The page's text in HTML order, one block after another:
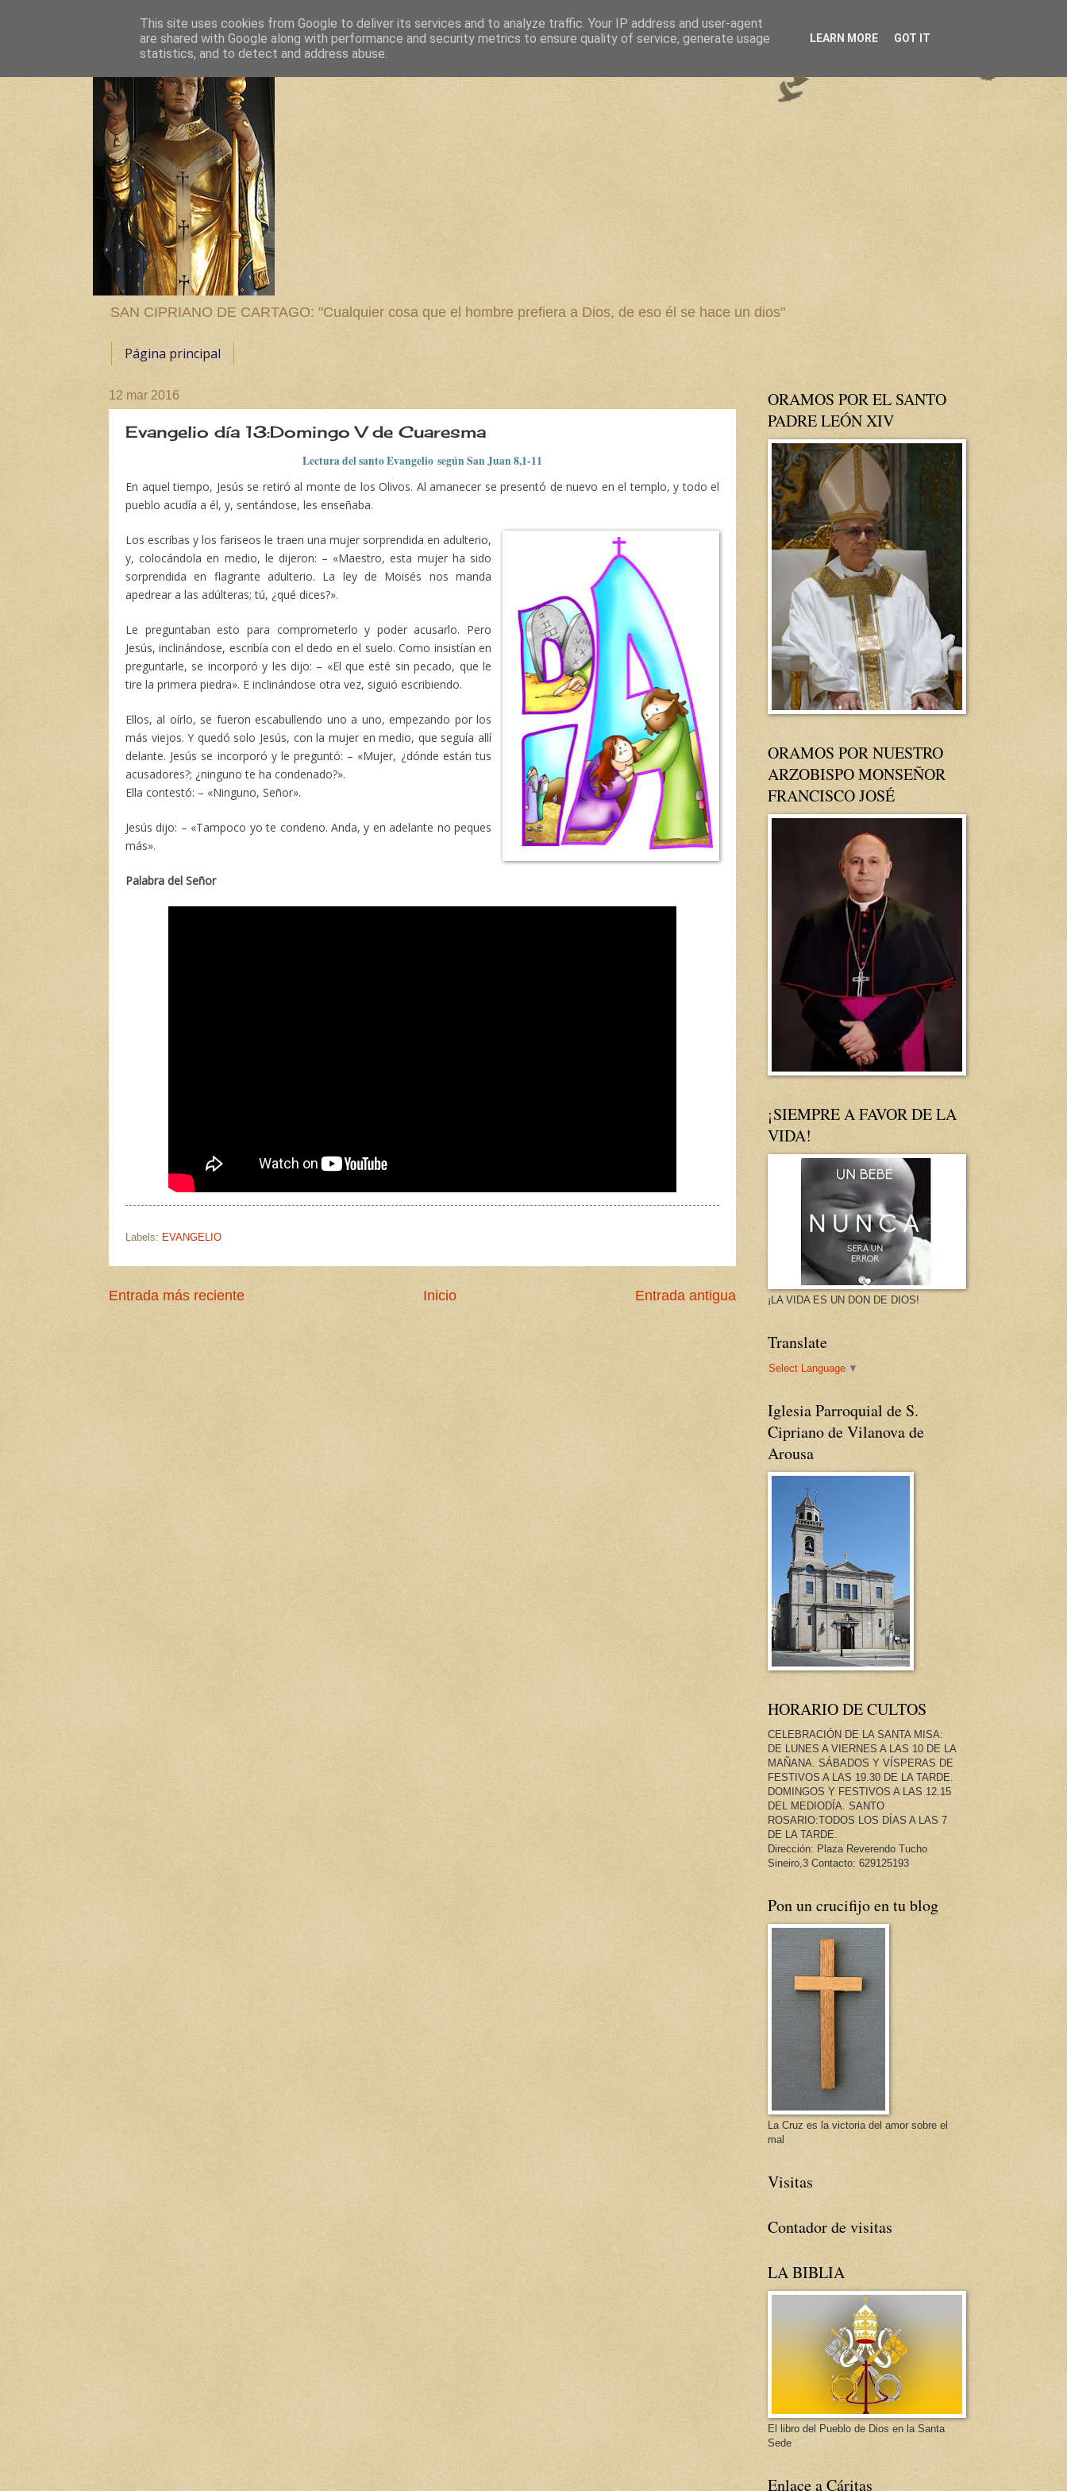
SAN CIPRIANO DE CARTAGO: "Cualquier cosa que el hombre prefiera a Dios, de eso él se hace un dios"
Página principal
12 mar 2016
Evangelio día 13:Domingo V de Cuaresma
Lectura del santo Evangelio según San Juan 8,1-11
En aquel tiempo, Jesús se retiró al monte de los Olivos. Al amanecer se presentó de nuevo en el templo, y todo el
pueblo acudía a él, y, sentándose, les enseñaba.
Los escribas y los fariseos le traen una mujer sorprendida en adulterio,
y, colocándola en medio, le dijeron: – «Maestro, esta mujer ha sido
sorprendida en flagrante adulterio. La ley de Moisés nos manda
apedrear a las adúlteras; tú, ¿qué dices?».
Le preguntaban esto para comprometerlo y poder acusarlo. Pero
Jesús, inclinándose, escribía con el dedo en el suelo. Como insistían en
preguntarle, se incorporó y les dijo: – «El que esté sin pecado, que le
tire la primera piedra». E inclinándose otra vez, siguió escribiendo.
Ellos, al oírlo, se fueron escabullendo uno a uno, empezando por los
más viejos. Y quedó solo Jesús, con la mujer en medio, que seguía allí
delante. Jesús se incorporó y le preguntó: – «Mujer, ¿dónde están tus
acusadores?; ¿ninguno te ha condenado?».
Ella contestó: – «Ninguno, Señor».
Jesús dijo: – «Tampoco yo te condeno. Anda, y en adelante no peques
más».
Palabra del Señor
Labels: EVANGELIO
Entrada más reciente Entrada antigua
Inicio
ORAMOS POR EL SANTO
PADRE LEÓN XIV
ORAMOS POR NUESTRO
ARZOBISPO MONSEÑOR
FRANCISCO JOSÉ
¡SIEMPRE A FAVOR DE LA
VIDA!
¡LA VIDA ES UN DON DE DIOS!
Translate
Select Language ▼
Iglesia Parroquial de S.
Cipriano de Vilanova de
Arousa
HORARIO DE CULTOS
CELEBRACIÓN DE LA SANTA MISA:
DE LUNES A VIERNES A LAS 10 DE LA
MAÑANA. SÁBADOS Y VÍSPERAS DE
FESTIVOS A LAS 19.30 DE LA TARDE.
DOMINGOS Y FESTIVOS A LAS 12.15
DEL MEDIODÍA. SANTO
ROSARIO:TODOS LOS DÍAS A LAS 7
DE LA TARDE.
Dirección: Plaza Reverendo Tucho
Sineiro,3 Contacto: 629125193
Pon un crucifijo en tu blog
La Cruz es la victoria del amor sobre el
mal
Visitas
Contador de visitas
LA BIBLIA
El libro del Pueblo de Dios en la Santa
Sede
Enlace a Cáritas
This site uses cookies from Google to deliver its services and to analyze traffic. Your IP address and user-agent
are shared with Google along with performance and security metrics to ensure quality of service, generate usage
statistics, and to detect and address abuse.
LEARN MORE GOT IT